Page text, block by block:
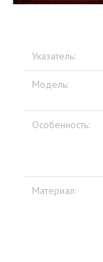
Указатель:
Модель:
Особенность:
Материал: